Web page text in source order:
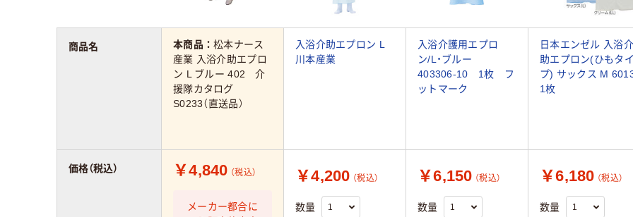
本商品：松本ナース
産業 入浴介助エプロ
ン L ブルー 402 介
援隊カタログ
S0233（直送品）
入浴介助エプロン L
川本産業
入浴介護用エプロ
ン/L・ブルー
403306-10 1枚 フ
ットマーク
日本エンゼル 入浴介
助エプロン(ひもタイ
プ) サックス M
1枚
￥4,840 （税込）
メーカー都合に
￥4,200 （税込）
数量
￥6,150 （税込）
数量
￥6,180 （税込）
数量
商品名
価格（税込）